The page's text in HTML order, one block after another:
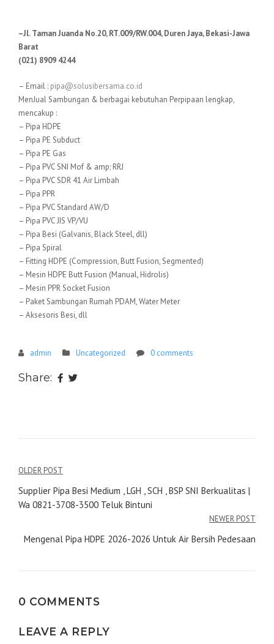
–Jl. Taman Juanda No.20, RT.009/RW.004, Duren Jaya, Bekasi-Jawa
Barat
(021) 8909 4244
– Email : pipa@solusibersama.co.id
MenJual Sambungan & berbagai kebutuhan Perpipaan lengkap,
mencakup :
– Pipa HDPE
– Pipa PE Subduct
– Pipa PE Gas
– Pipa PVC SNI Mof & amp; RRJ
– Pipa PVC SDR 41 Air Limbah
– Pipa PPR
– Pipa PVC Standard AW/D
– Pipa PVC JIS VP/VU
– Pipa Besi (Galvanis, Black Steel, dll)
– Pipa Spiral
– Fitting HDPE (Compression, Butt Fusion, Segmented)
– Mesin HDPE Butt Fusion (Manual, Hidrolis)
– Mesin PPR Socket Fusion
– Paket Sambungan Rumah PDAM, Water Meter
– Aksesoris Besi, dll
admin Uncategorized 0 comments
Share:
Navigasi
pos
OLDER POST
Supplier Pipa Besi Medium , LGH , SCH , BSP SNI Berkualitas |
Wa 0821-3708-3500 Teluk Bintuni
NEWER POST
Mengenal Pipa HDPE 2026-2026 Untuk Air Bersih Pedesaan
0 COMMENTS
LEAVE A REPLY